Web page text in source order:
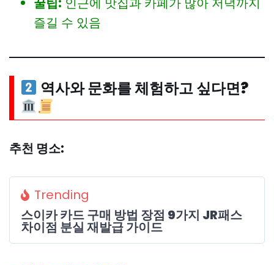
즐길 수 있음
역사와 문화를 체험하고 싶다면?
추천 명소:
Trending
스이카 카드 구매 방법 장점 9가지 JR패스
차이점 분실 재발급 가이드